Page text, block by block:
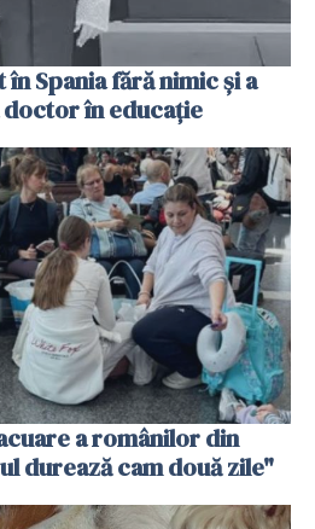
Spania fără nimic și a
doctor în educație
a românilor din
durează cam două zile"